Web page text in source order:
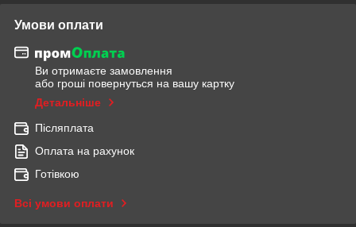
Умови оплати
Ви отримаєте замовлення
або гроші повернуться на вашу картку
Детальніше
Післяплата
Оплата на рахунок
Готівкою
Всі умови оплати